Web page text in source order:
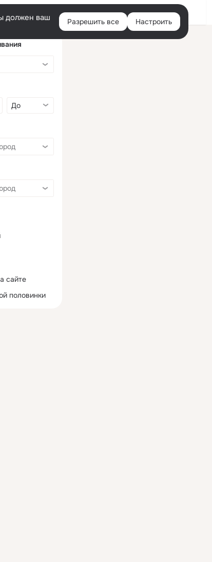
Войти
должен ваш
Разрешить все Настроить
сайте
половинки